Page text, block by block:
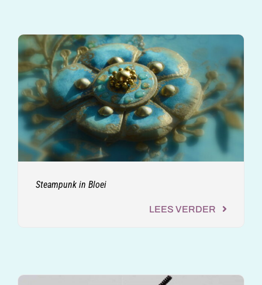
Steampunk in Bloei
LEES VERDER